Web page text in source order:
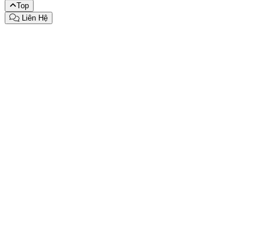
Top
Liên Hệ